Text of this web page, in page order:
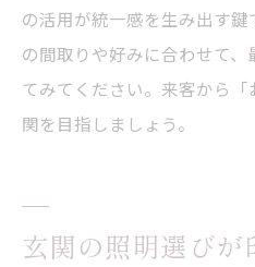
の活用が統一感を生み出す
の間取りや好みに合わせて
てみてください。来客から
関を目指しましょう。
玄関の照明選び